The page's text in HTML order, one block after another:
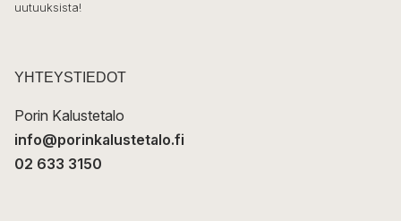
k
t
uutuuksista!
YHTEYSTIEDOT
Porin Kalustetalo
info@porinkalustetalo.fi
02 633 3150